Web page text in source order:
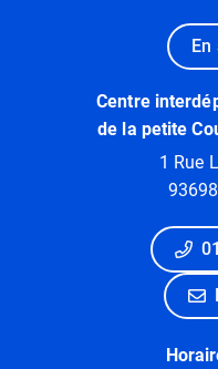
Centre
de la petite
1 Rue